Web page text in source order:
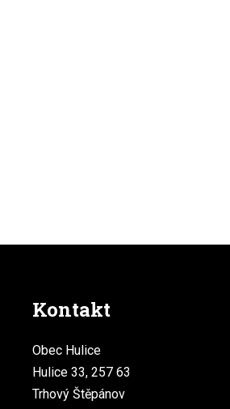
Kontakt
Obec Hulice
Hulice 33, 257 63
Trhový Štěpánov